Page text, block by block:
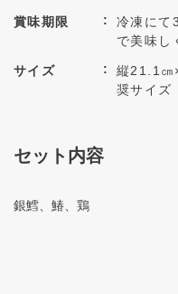
賞味期限
冷凍にて
で美味し
サイズ
縦21.1㎝
奨サイズ
セット内容
銀鱈、鰆、鶏